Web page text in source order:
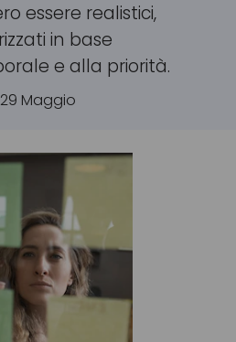
essere realistici,
in base
e alla priorità.
29 Maggio